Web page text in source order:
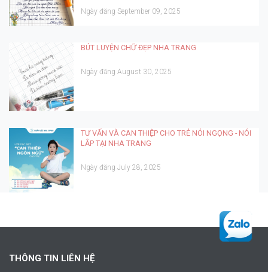
Ngày đăng September 09, 2025
BÚT LUYỆN CHỮ ĐẸP NHA TRANG
Ngày đăng August 30, 2025
TƯ VẤN VÀ CAN THIỆP CHO TRẺ NÓI NGỌNG - NÓI
LẮP TẠI NHA TRANG
Ngày đăng July 28, 2025
THÔNG TIN LIÊN HỆ